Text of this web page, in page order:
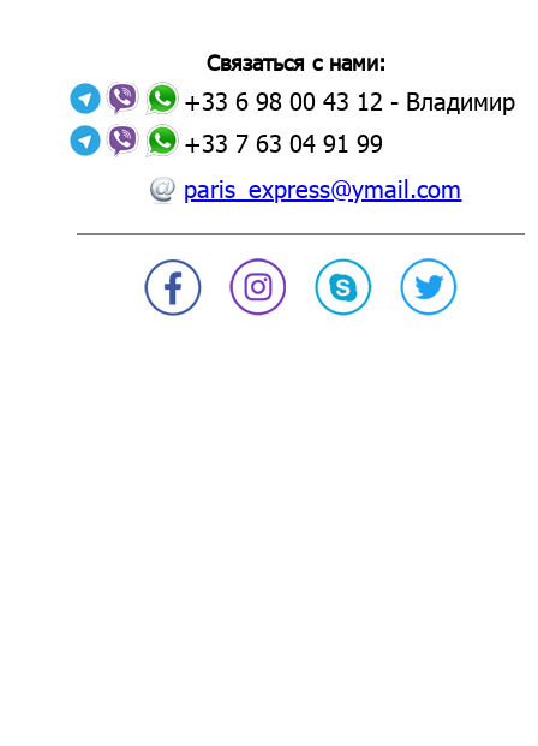
Связаться с нами:
+33 6 98 00 43 12 - Владимир
+33 7 63 04 91 99
paris_express@ymail.com